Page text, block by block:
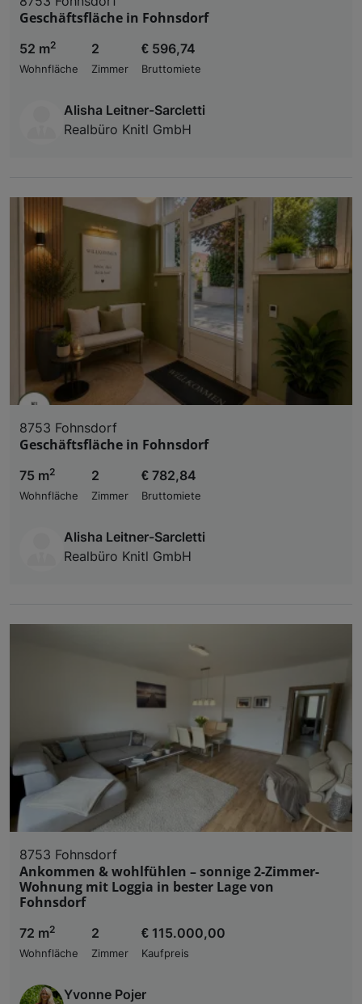
Geschäftsfläche in Fohnsdorf
52 m2
Wohnfläche
2
Zimmer
€ 596,74
Bruttomiete
Alisha Leitner-Sarcletti
Realbüro Knitl GmbH
8753 Fohnsdorf
Geschäftsfläche in Fohnsdorf
75 m2
Wohnfläche
2
Zimmer
€ 782,84
Bruttomiete
Alisha Leitner-Sarcletti
Realbüro Knitl GmbH
8753 Fohnsdorf
Ankommen & wohlfühlen – sonnige 2-Zimmer-
Wohnung mit Loggia in bester Lage von
Fohnsdorf
72 m2
Wohnfläche
2
Zimmer
€ 115.000,00
Kaufpreis
Yvonne Pojer